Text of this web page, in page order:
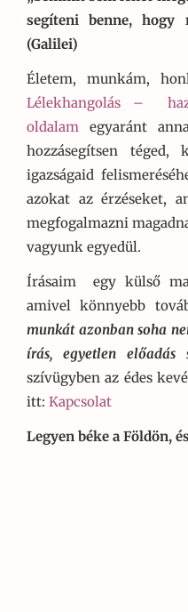
segíteni benne, hogy
(Galilei)
Életem, munkám,
Lélekhangolás –
oldalam egyaránt
hozzásegítsen
igazságaid
azokat az érzéseket,
megfogalmazni
vagyunk egyedül.
Írásaim egy külső
amivel könnyebb
munkát azonban soha
írás, egyetlen előadás
szívügyben az édes
itt: Kapcsolat
Legyen béke a Földön,